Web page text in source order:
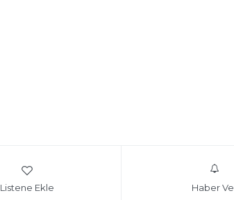
Listene Ekle Haber